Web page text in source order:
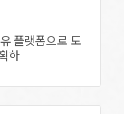
플랫폼으로 도
하